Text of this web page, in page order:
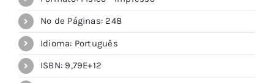
Nº de Páginas: 248
Idioma: Português
ISBN: 9,79E+12